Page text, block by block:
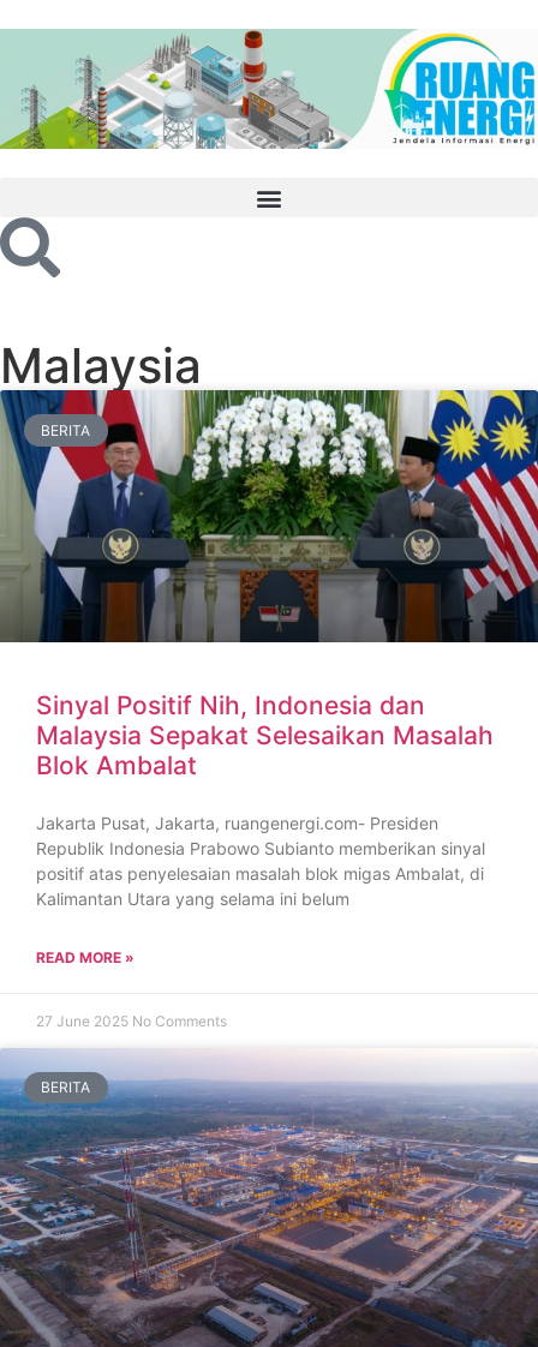
Malaysia
BERITA
Sinyal Positif Nih, Indonesia dan
Malaysia Sepakat Selesaikan Masalah
Blok Ambalat
Jakarta Pusat, Jakarta, ruangenergi.com- Presiden
Republik Indonesia Prabowo Subianto memberikan sinyal
positif atas penyelesaian masalah blok migas Ambalat, di
Kalimantan Utara yang selama ini belum
READ MORE »
27 June 2025 No Comments
BERITA